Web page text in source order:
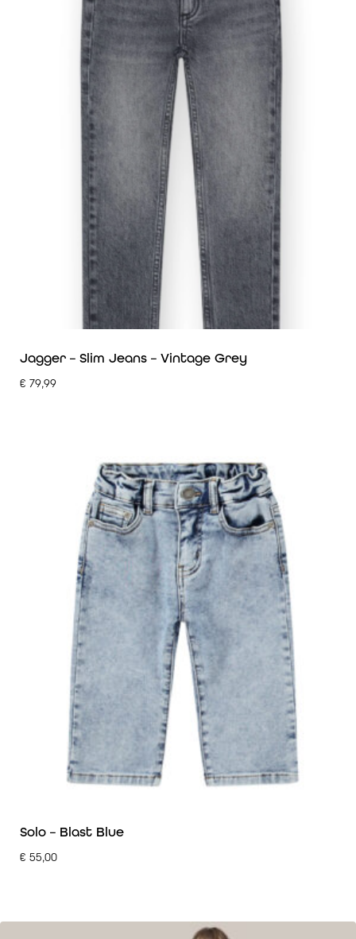
Jagger – Slim Jeans – Vintage Grey
€ 79,99
Solo – Blast Blue
€ 55,00